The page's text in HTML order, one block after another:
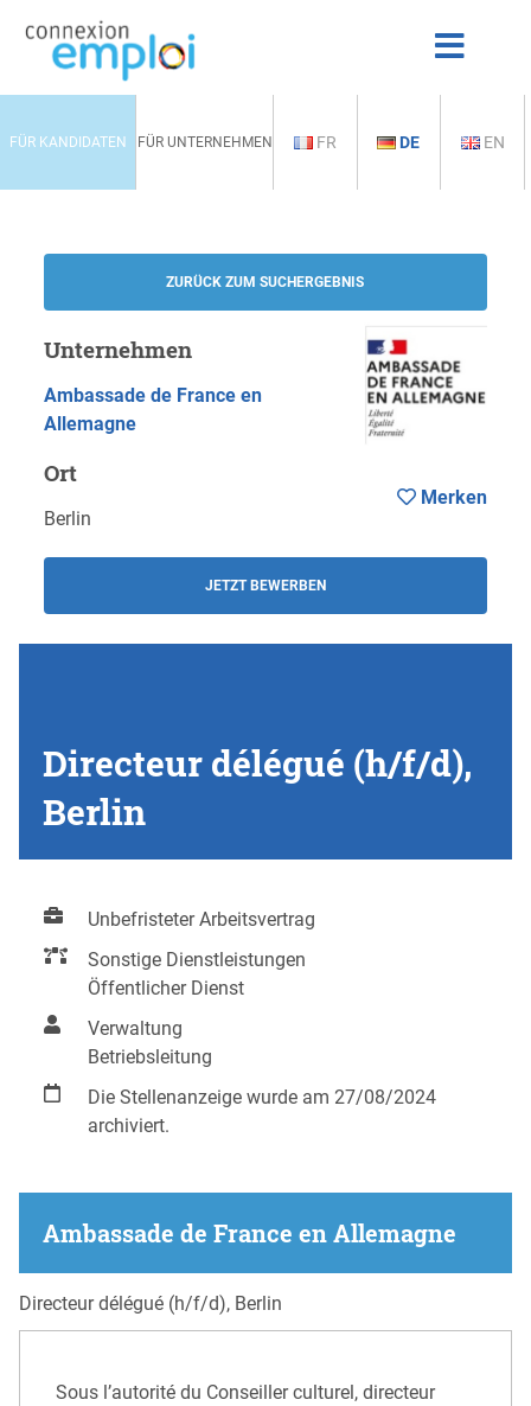
FÜR KANDIDATEN FÜR UNTERNEHMEN FR DE EN
ZURÜCK ZUM SUCHERGEBNIS
Unternehmen
Ambassade de France en
Allemagne
Ort
Berlin
JETZT BEWERBEN
Merken
Directeur délégué (h/f/d),
Berlin
Unbefristeter Arbeitsvertrag
Sonstige Dienstleistungen
Öffentlicher Dienst
Verwaltung
Betriebsleitung
Die Stellenanzeige wurde am 27/08/2024
archiviert.
Ambassade de France en Allemagne
Directeur délégué (h/f/d), Berlin
Sous l’autorité du Conseiller culturel, directeur